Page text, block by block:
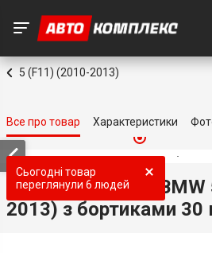
5 (F11) (2010-2013)
Все про товар Характеристики
Сьогодні товар
переглянули 6 людей
3D килимки для
2013) з бортиками